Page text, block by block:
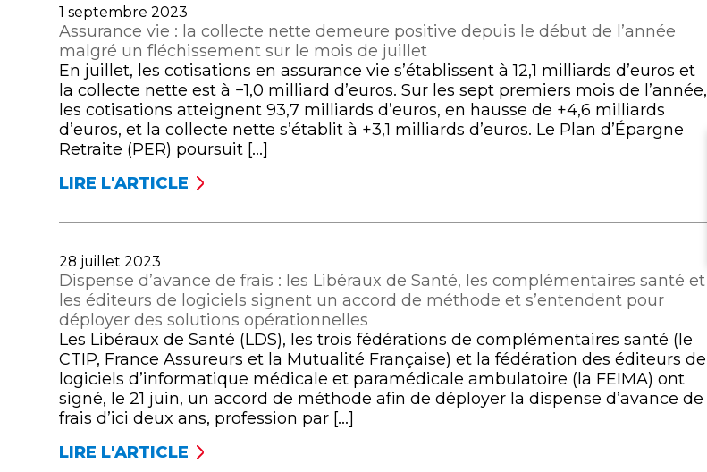
Publié
le
1 septembre 2023
Assurance vie : la collecte nette demeure positive depuis le début de l’année
malgré un fléchissement sur le mois de juillet
En juillet, les cotisations en assurance vie s’établissent à 12,1 milliards d’euros et
la collecte nette est à −1,0 milliard d’euros. Sur les sept premiers mois de l’année,
les cotisations atteignent 93,7 milliards d’euros, en hausse de +4,6 milliards
d’euros, et la collecte nette s’établit à +3,1 milliards d’euros. Le Plan d’Épargne
Retraite (PER) poursuit […]
LIRE L'ARTICLE
ASSURANCE
LA
COLLECTE
NETTE
DEMEURE
POSITIVE
DEPUIS
LE
DÉBUT
DE
L’ANNÉE
MALGRÉ
Publié
le
28 juillet 2023
Dispense d’avance de frais : les Libéraux de Santé, les complémentaires santé et
les éditeurs de logiciels signent un accord de méthode et s’entendent pour
déployer des solutions opérationnelles
Les Libéraux de Santé (LDS), les trois fédérations de complémentaires santé (le
CTIP, France Assureurs et la Mutualité Française) et la fédération des éditeurs de
logiciels d’informatique médicale et paramédicale ambulatoire (la FEIMA) ont
signé, le 21 juin, un accord de méthode afin de déployer la dispense d’avance de
frais d’ici deux ans, profession par […]
LIRE L'ARTICLE
DISPENSE